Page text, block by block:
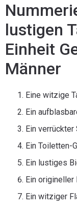
lustigen
Einheit
Männer
Eine witzige
Ein
Ein verrückter
Ein Toiletten-
Ein lustiges
Ein origineller
Ein witziger